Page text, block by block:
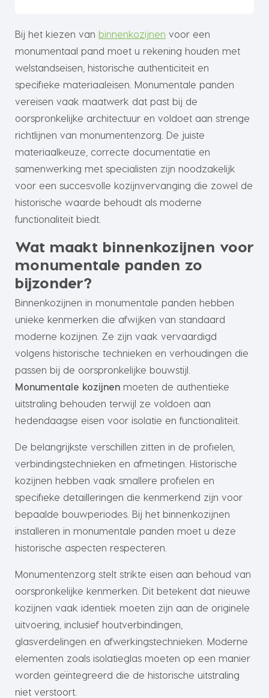
Bij het kiezen van binnenkozijnen voor een
monumentaal pand moet u rekening houden met
welstandseisen, historische authenticiteit en
specifieke materiaaleisen. Monumentale panden
vereisen vaak maatwerk dat past bij de
oorspronkelijke architectuur en voldoet aan strenge
richtlijnen van monumentenzorg. De juiste
materiaalkeuze, correcte documentatie en
samenwerking met specialisten zijn noodzakelijk
voor een succesvolle kozijnvervanging die zowel de
historische waarde behoudt als moderne
functionaliteit biedt.
Wat maakt binnenkozijnen voor
monumentale panden zo
bijzonder?
Binnenkozijnen in monumentale panden hebben
unieke kenmerken die afwijken van standaard
moderne kozijnen. Ze zijn vaak vervaardigd
volgens historische technieken en verhoudingen die
passen bij de oorspronkelijke bouwstijl.
Monumentale kozijnen moeten de authentieke
uitstraling behouden terwijl ze voldoen aan
hedendaagse eisen voor isolatie en functionaliteit.
De belangrijkste verschillen zitten in de profielen,
verbindingstechnieken en afmetingen. Historische
kozijnen hebben vaak smallere profielen en
specifieke detailleringen die kenmerkend zijn voor
bepaalde bouwperiodes. Bij het binnenkozijnen
installeren in monumentale panden moet u deze
historische aspecten respecteren.
Monumentenzorg stelt strikte eisen aan behoud van
oorspronkelijke kenmerken. Dit betekent dat nieuwe
kozijnen vaak identiek moeten zijn aan de originele
uitvoering, inclusief houtverbindingen,
glasverdelingen en afwerkingstechnieken. Moderne
elementen zoals isolatieglas moeten op een manier
worden geïntegreerd die de historische uitstraling
niet verstoort.